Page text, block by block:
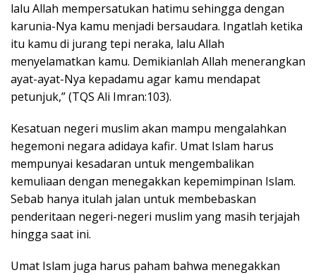
lalu Allah mempersatukan hatimu sehingga dengan
karunia-Nya kamu menjadi bersaudara. Ingatlah ketika
itu kamu di jurang tepi neraka, lalu Allah
menyelamatkan kamu. Demikianlah Allah menerangkan
ayat-ayat-Nya kepadamu agar kamu mendapat
petunjuk,” (TQS Ali Imran:103).
Kesatuan negeri muslim akan mampu mengalahkan
hegemoni negara adidaya kafir. Umat Islam harus
mempunyai kesadaran untuk mengembalikan
kemuliaan dengan menegakkan kepemimpinan Islam.
Sebab hanya itulah jalan untuk membebaskan
penderitaan negeri-negeri muslim yang masih terjajah
hingga saat ini.
Umat Islam juga harus paham bahwa menegakkan